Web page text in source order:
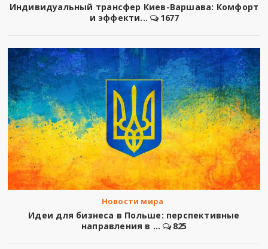
Индивидуальный трансфер Киев-Варшава: Комфорт
и эффекти...
1677
Новости мира
Идеи для бизнеса в Польше: перспективные
направления в ...
825